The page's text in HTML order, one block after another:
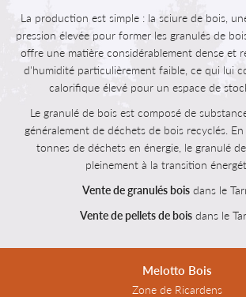
La production est simple : la sciure de bois,
pression élevée pour former les granulés de
offre une matière considérablement dense et
d'humidité particulièrement faible, ce qui lui
calorifique élevé pour un espace de
Le granulé de bois est composé de
généralement de déchets de bois recyclés.
tonnes de déchets en énergie, le granulé
pleinement à la transition
Vente de granulés boisdans le
Vente de pellets de boisdans le
Melotto Bois
Zone de Ricardens